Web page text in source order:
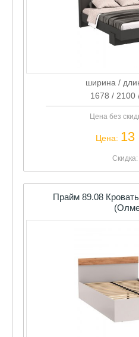
ширина /
1678 / 2100
Цена без
Цена: 13
Прайм 89.08